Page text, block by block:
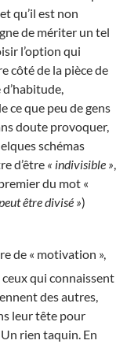
qu’il est non
de mériter un tel
l’option qui
côté de la pièce de
ce que peu de gens
doute provoquer,
schémas
d’être « indivisible »
du mot «
être divisé »)
de « motivation »,
ceux qui connaissent
des autres,
leur tête pour
rien taquin. En